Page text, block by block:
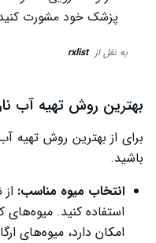
پزشک خود مشورت
به نقل از rxlist
بهترین روش تهیه آب
برای از بهترین روش تهیه
باشید.
انتخاب میوه مناسب:
استفاده کنید.
امکان دارد، میوه‌های